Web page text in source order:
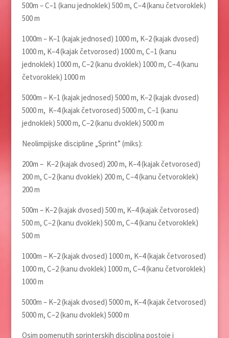
500m – C–1 (kanu jednoklek) 500 m, C–4 (kanu četvoroklek)
500 m
1000m – K–1 (kajak jednosed) 1000 m, K–2 (kajak dvosed)
1000 m, K–4 (kajak četvorosed) 1000 m, C–1 (kanu
jednoklek) 1000 m, C–2 (kanu dvoklek) 1000 m, C–4 (kanu
četvoroklek) 1000 m
5000m – K–1 (kajak jednosed) 5000 m, K–2 (kajak dvosed)
5000 m, K–4 (kajak četvorosed) 5000 m, C–1 (kanu
jednoklek) 5000 m, C–2 (kanu dvoklek) 5000 m
Neolimpijske discipline „Sprint” (miks):
200m – K–2 (kajak dvosed) 200 m, K–4 (kajak četvorosed)
200 m, C–2 (kanu dvoklek) 200 m, C–4 (kanu četvoroklek)
200 m
500m – K–2 (kajak dvosed) 500 m, K–4 (kajak četvorosed)
500 m, C–2 (kanu dvoklek) 500 m, C–4 (kanu četvoroklek)
500 m
1000m – K–2 (kajak dvosed) 1000 m, K–4 (kajak četvorosed)
1000 m, C–2 (kanu dvoklek) 1000 m, C–4 (kanu četvoroklek)
1000 m
5000m – K–2 (kajak dvosed) 5000 m, K–4 (kajak četvorosed)
5000 m, C–2 (kanu dvoklek) 5000 m
Osim pomenutih sprinterskih disciplina postoje i